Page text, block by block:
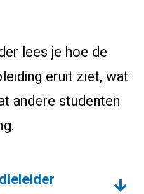
lees je hoe de
eruit ziet, wat
andere studenten